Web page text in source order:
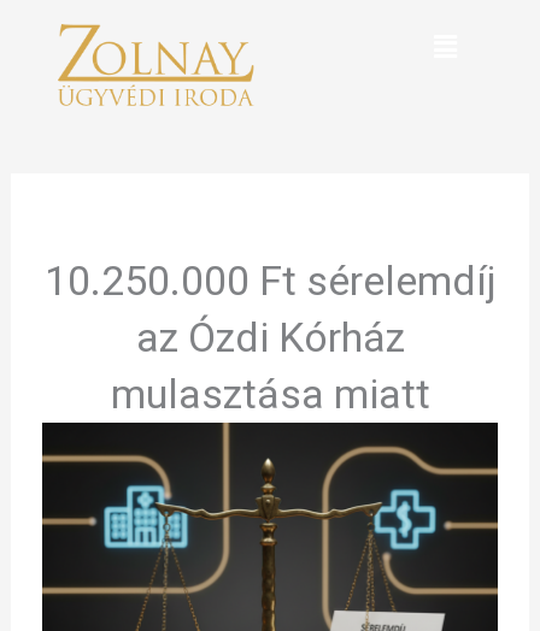
content
10.250.000 Ft sérelemdíj
az Ózdi Kórház
mulasztása miatt